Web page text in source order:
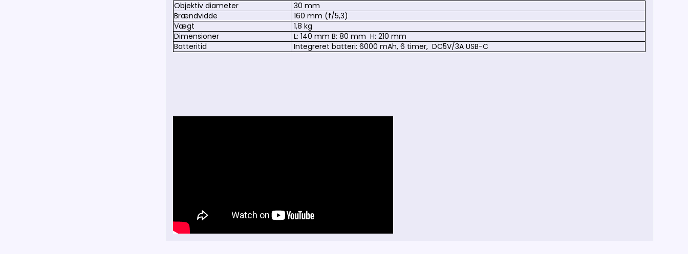
Objektiv diameter
30 mm
Brændvidde
160 mm (f/5,3)
Vægt
1,8 kg
Dimensioner
L: 140 mm B: 80 mm H: 210 mm
Batteritid
Integreret batteri: 6000 mAh, 6 timer, DC5V/3A USB-C